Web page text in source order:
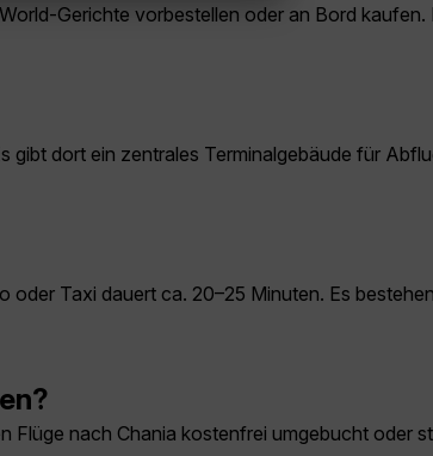
Gerichte vorbestellen oder an Bord kaufen.
gibt dort ein zentrales Terminalgebäude für
Taxi dauert ca. 20–25 Minuten. Es
Flüge nach Chania kostenfrei umgebucht oder